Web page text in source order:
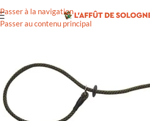
Passer à la navigation
Passer au contenu principal